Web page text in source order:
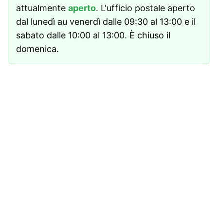
attualmente aperto. L'ufficio postale aperto
dal lunedì au venerdì dalle 09:30 al 13:00 e il
sabato dalle 10:00 al 13:00. È chiuso il
domenica.